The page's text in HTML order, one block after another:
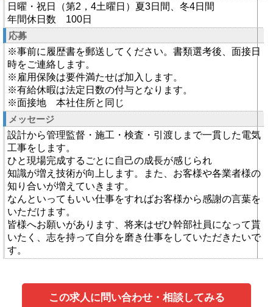
日曜・祝日（第2，4土曜日）夏3日間、冬4日間
年間休日数 100日
応募
※事前に履歴書を郵送してください。書類選考後、面接日
時をご連絡します。
※雇用保険は要件満たせば加入します。
※有給休暇は法定日数の付与となります。
※面接地 本社住所と同じ
メッセージ
設計から管理監督・施工・検査・引渡しまで一貫した電気
工事をします。
ひと現場完成するごとに自己の成長が感じられ
知識が増え技術が向上します。また、お客様や各業者様の
知り合いが増えていきます。
なんといってもいい仕事をすればお客様から感謝の言葉を
いただけます。
皆様へお願いがあります、将来はぜひ幹部社員になって貰
いたく、志を持って自分を磨き仕事をしていただきたいで
す。
この求人に問い合わせ・相談してみる